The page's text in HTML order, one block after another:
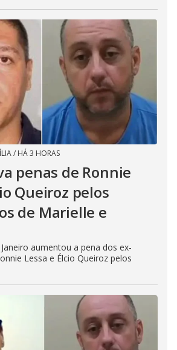
/ HÁ 3 HORAS
penas de Ronnie
Queiroz pelos
de Marielle e
aumentou a pena dos ex-
Lessa e Élcio Queiroz pelos